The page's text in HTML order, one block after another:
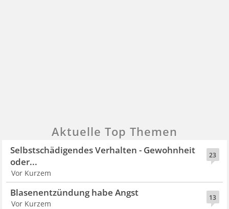
Aktuelle Top Themen
23
Selbstschädigendes Verhalten - Gewohnheit
oder...
Vor Kurzem
13
Blasenentzündung habe Angst
Vor Kurzem